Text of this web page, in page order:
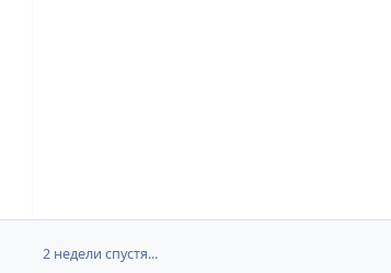
2 недели спустя...